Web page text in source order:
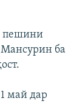
пешини
ба
май дар